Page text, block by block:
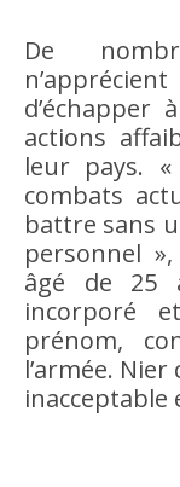
De
d’échapper
actions
leur pays. «
combats
battre sans
personnel
âgé de 25
incorporé
prénom,
l’armée.